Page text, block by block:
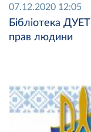
07.12.2020 12:05
Бібліотека
прав людини